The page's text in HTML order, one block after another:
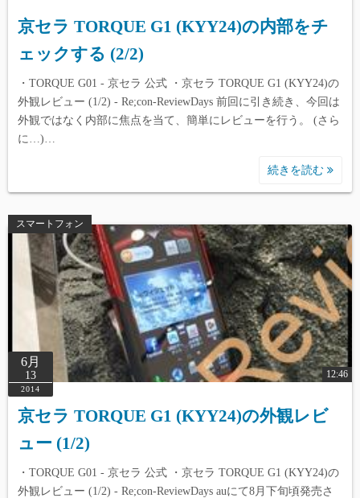
京セラ TORQUE G1 (KYY24)の内部をチ
ェックする (2/2)
・TORQUE G01 - 京セラ 公式 ・京セラ TORQUE G1 (KYY24)の
外観レビュー (1/2) - Re;con-ReviewDays 前回に引き続き、今回は
外観ではなく内部に焦点を当て、簡単にレビューを行う。 (さら
に…)…
続きを読む
スマートフォン
6月
13
2014
12:46
京セラ TORQUE G1 (KYY24)の外観レビ
ュー (1/2)
・TORQUE G01 - 京セラ 公式 ・京セラ TORQUE G1 (KYY24)の
外観レビュー (1/2) - Re;con-ReviewDays auにて8月下旬頃発売さ